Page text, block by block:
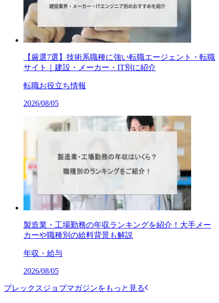
【厳選7選】技術系職種に強い転職エージェント・転職
サイト｜建設・メーカー・IT別に紹介
転職お役立ち情報
2026/08/05
製造業・工場勤務の年収ランキングを紹介！大手メー
カーや職種別の給料背景も解説
年収・給与
2026/08/05
プレックスジョブマガジンをもっと見る